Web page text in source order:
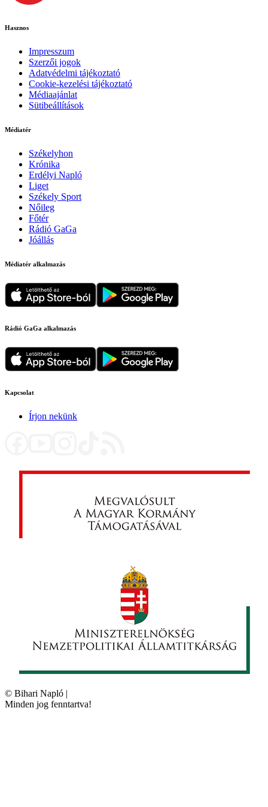
Hasznos
Impresszum
Szerzői jogok
Adatvédelmi tájékoztató
Cookie-kezelési tájékoztató
Médiaajánlat
Sütibeállítások
Médiatér
Székelyhon
Krónika
Erdélyi Napló
Liget
Székely Sport
Nőileg
Főtér
Rádió GaGa
Jóállás
Médiatér alkalmazás
Rádió GaGa alkalmazás
Kapcsolat
Írjon nekünk
© Bihari Napló |
Minden jog fenntartva!